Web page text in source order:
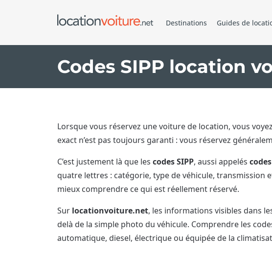
Destinations Guides de
Codes SIPP location
Lorsque vous réservez une voiture de location, vous
exact n’est pas toujours garanti : vous réservez
C’est justement là que les codes SIPP, aussi appelés
quatre lettres : catégorie, type de véhicule, transmission
mieux comprendre ce qui est réellement réservé.
Sur locationvoiture.net, les informations visibles dans
delà de la simple photo du véhicule. Comprendre les
automatique, diesel, électrique ou équipée de la